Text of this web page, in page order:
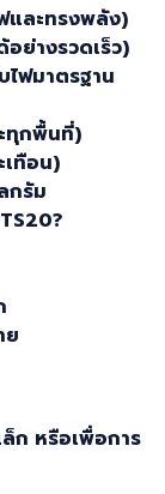
และทรงพลัง)
ย่างรวดเร็ว)
ฟมาตรฐาน
ทุกพื้นที่)
ทือน)
กรัม
ย
ล็ก หรือเพื่อการ